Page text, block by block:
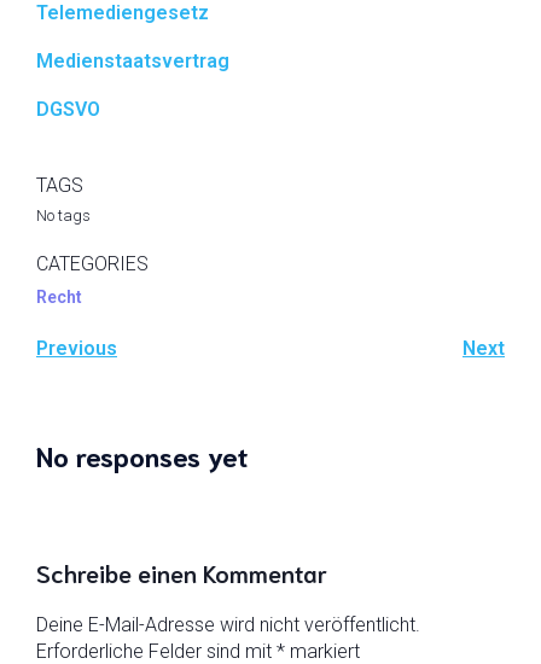
Telemediengesetz
Medienstaatsvertrag
DGSVO
TAGS
No tags
CATEGORIES
Recht
Previous Next
No responses yet
Schreibe einen Kommentar
Deine E-Mail-Adresse wird nicht veröffentlicht.
Erforderliche Felder sind mit * markiert